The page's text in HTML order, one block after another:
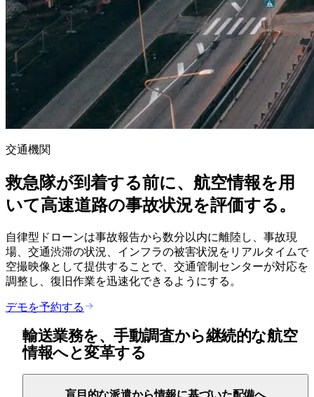
交通機関
救急隊が到着する前に、航空情報を用
いて高速道路の事故状況を評価する。
自律型ドローンは事故報告から数分以内に離陸し、事故現
場、交通渋滞の状況、インフラの被害状況をリアルタイムで
空撮映像として提供することで、交通管制センターが対応を
調整し、復旧作業を迅速化できるようにする。
デモを予約する
輸送業務を、手動調査から継続的な航空
情報へと変革する